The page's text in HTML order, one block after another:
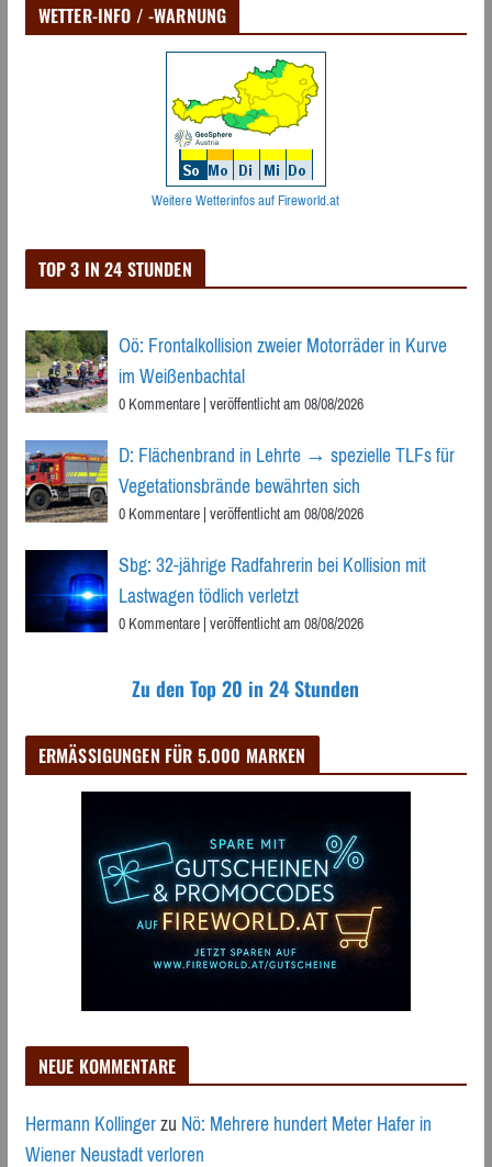
WETTER-INFO / -WARNUNG
Weitere Wetterinfos auf Fireworld.at
TOP 3 IN 24 STUNDEN
Oö: Frontalkollision zweier Motorräder in Kurve
im Weißenbachtal
0 Kommentare|veröffentlicht am 08/08/2026
D: Flächenbrand in Lehrte → spezielle TLFs für
Vegetationsbrände bewährten sich
0 Kommentare|veröffentlicht am 08/08/2026
Sbg: 32-jährige Radfahrerin bei Kollision mit
Lastwagen tödlich verletzt
0 Kommentare|veröffentlicht am 08/08/2026
Zu den Top 20 in 24 Stunden
ERMÄSSIGUNGEN FÜR 5.000 MARKEN
NEUE KOMMENTARE
Hermann KollingerzuNö: Mehrere hundert Meter Hafer in
Wiener Neustadt verloren